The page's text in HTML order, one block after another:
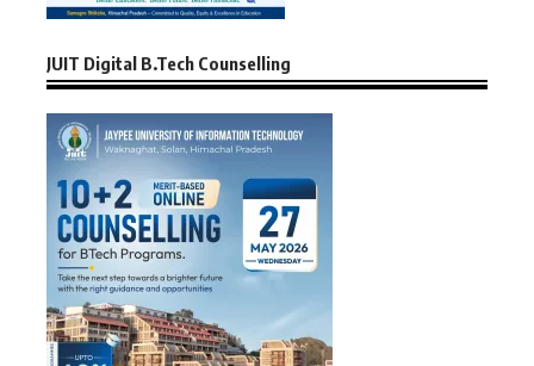
JUIT Digital B.Tech Counselling